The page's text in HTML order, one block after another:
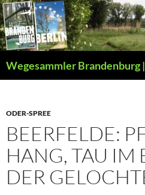
Zum
Inhalt
springen
Wegesammler Brandenburg
ODER-SPREE
BEERFELDE:
HANG, TAU IM
DER